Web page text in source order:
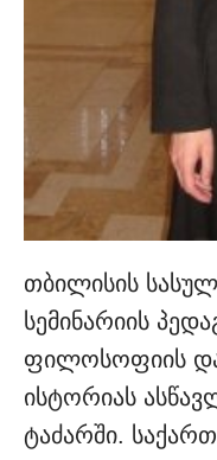
თბილისის
სემინარიის
ფილოსოფიის
ისტორიას
ტაძარში.